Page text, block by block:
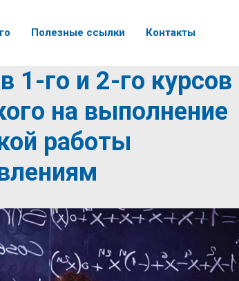
Полезные ссылки Контакты
1-го и 2-го курсов
на выполнение
работы